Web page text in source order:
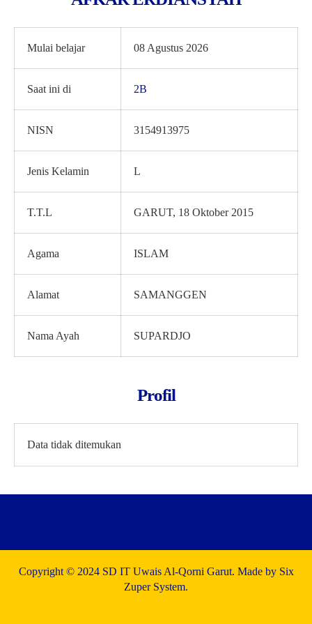
Mulai belajar 08 Agustus 2026
Saat ini di 2B
NISN 3154913975
Jenis Kelamin L
T.T.L GARUT, 18 Oktober 2015
Agama ISLAM
Alamat SAMANGGEN
Nama Ayah SUPARDJO
Profil
Data tidak ditemukan
Copyright © 2024 SD IT Uwais Al-Qorni Garut. Made by Six
Zuper System.